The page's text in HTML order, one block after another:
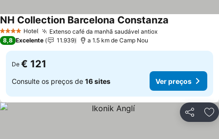
4 EstrelasHotel Extenso café da manhã saudável antiox
NH Collection Barcelona Constanza
8,8 Excelente 11.939 a 1.5 km de Camp Nou
De € 121
Consulte os preços de 16 sites Ver preços
Partilhar